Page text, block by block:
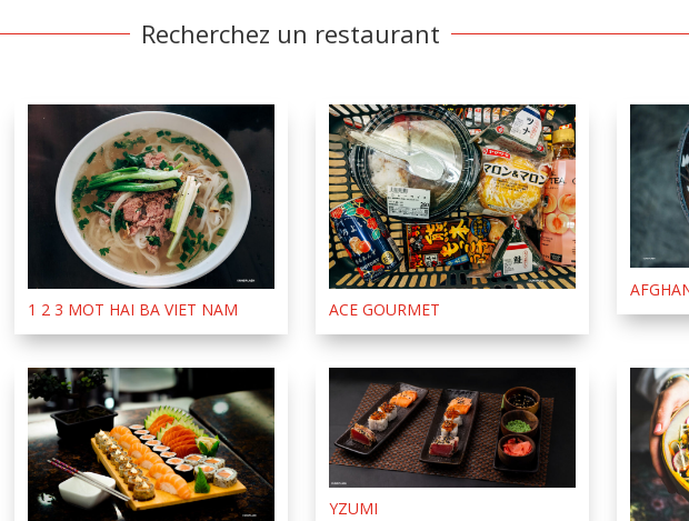
Recherchez un restaurant
1 2 3 MOT HAI BA VIET NAM ACE GOURMET
YZUMI